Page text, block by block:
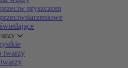
pryszczom
twarzy